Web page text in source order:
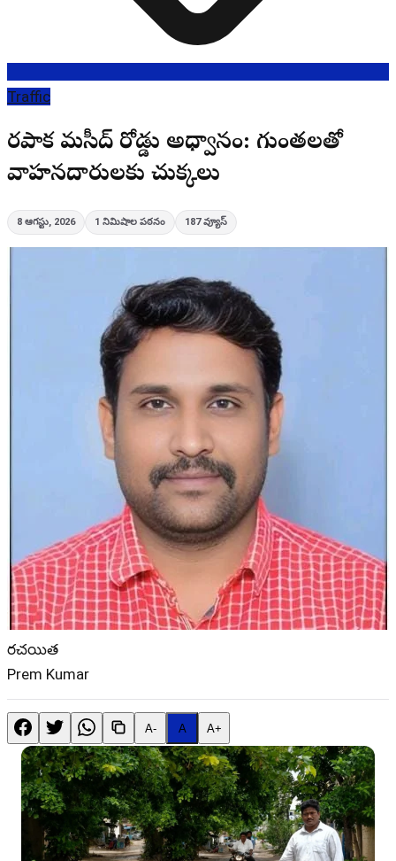
Traffic
సారపాక మసీద్ రోడ్డు అధ్వానం: గుంతలతో
వాహనదారులకు చుక్కలు
8 ఆగస్టు, 2026 1 నిమిషాల పఠనం 187 వ్యూస్
రచయిత
Prem Kumar
A- A A+